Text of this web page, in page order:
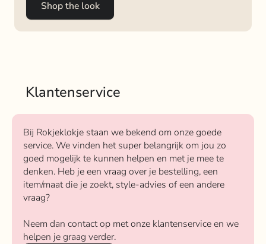
Shop the look
Klantenservice
Bij Rokjeklokje staan we bekend om onze goede
service. We vinden het super belangrijk om jou zo
goed mogelijk te kunnen helpen en met je mee te
denken. Heb je een vraag over je bestelling, een
item/maat die je zoekt, style-advies of een andere
vraag?
Neem dan contact op met onze klantenservice en we
helpen je graag verder.